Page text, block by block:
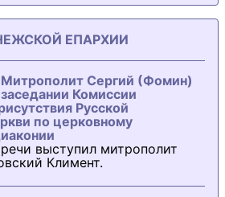
ЕПАРХИИ
Митрополит Сергий (Фомин)
Комиссии
Русской
по церковному
выступил митрополит
Климент.